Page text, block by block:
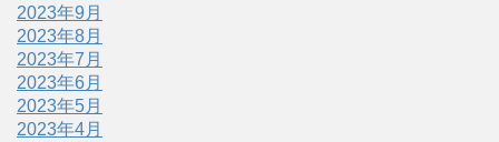
2023年9月
2023年8月
2023年7月
2023年6月
2023年5月
2023年4月